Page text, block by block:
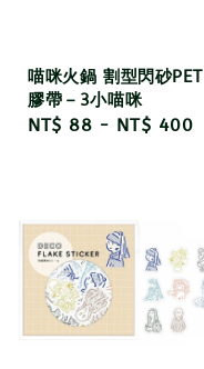
喵咪火鍋 割型閃砂PET
膠帶－3小喵咪
Regular
NT$ 88 - NT$ 400